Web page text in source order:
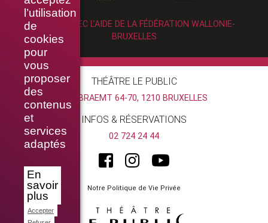
l’utilisation
de
cookies
pour
vous
proposer
des
contenus
et
services
adaptés
En
savoir
plus
Accepter
RÉALISÉ AVEC L’AIDE DE LA FÉDÉRATION WALLONIE-
BRUXELLES
THÉÂTRE LE PUBLIC
RUE BRAEMT 64-70, 1210 BRUXELLES
INFOS & RÉSERVATIONS
02 724 24 44
Notre Politique de Vie Privée